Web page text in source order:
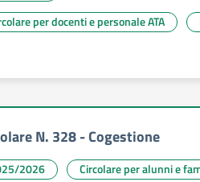
per docenti e personale ATA
N. 328 - Cogestione
2026
Circolare per alunni e